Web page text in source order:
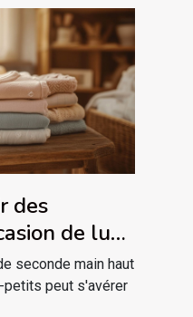
des
de luxe
seconde main haut
petits peut s'avérer